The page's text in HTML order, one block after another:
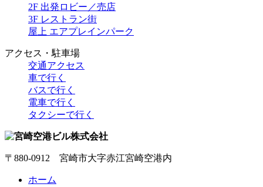
2F 出発ロビー／売店
3F レストラン街
屋上 エアプレインパーク
アクセス・駐車場
交通アクセス
車で行く
バスで行く
電車で行く
タクシーで行く
〒880-0912 宮崎市大字赤江宮崎空港内
ホーム